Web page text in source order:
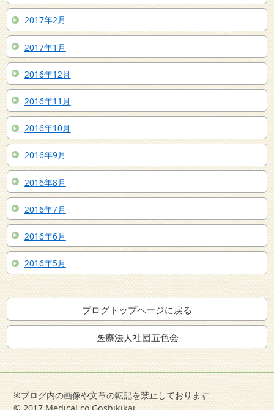
2017年2月
2017年1月
2016年12月
2016年11月
2016年10月
2016年9月
2016年8月
2016年7月
2016年6月
2016年5月
ブログトップページに戻る
医療法人社団五色会
※ブログ内の画像や文章の転記を禁止しております